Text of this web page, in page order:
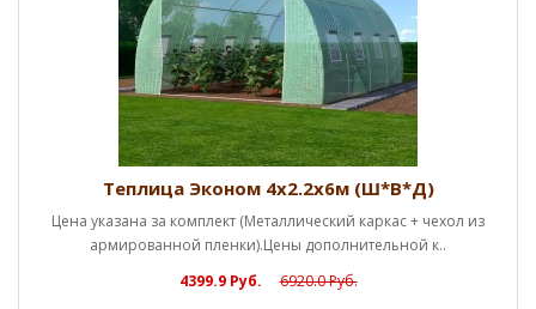
Теплица Эконом 4х2.2х6м (Ш*В*Д)
Цена указана за комплект (Металлический каркас + чехол из
армированной пленки).Цены дополнительной к..
4399.9 Руб.
6920.0 Руб.